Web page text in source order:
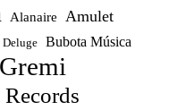
Alanaire Amulet
Deluge Bubota Música